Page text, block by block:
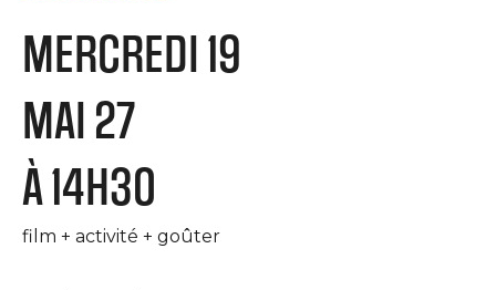
MERCREDI 19
MAI 27
À 14H30
film + activité + goûter